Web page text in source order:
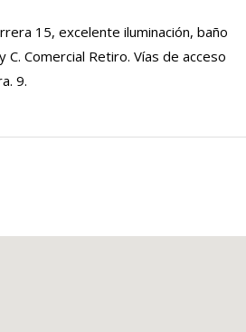
15, excelente iluminación, baño
C. Comercial Retiro. Vías de acceso
9.